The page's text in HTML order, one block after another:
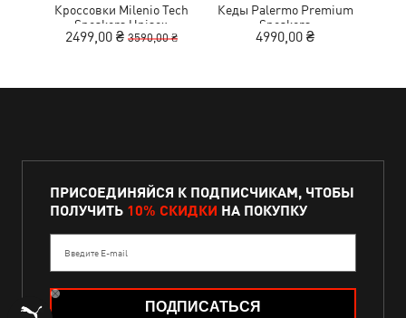
Кроссовки Milenio Tech
Sneakers Unisex
2499,00 ₴ 3590,00 ₴
Кеды Palermo Premium
Sneakers
4990,00 ₴
ПРИСОЕДИНЯЙСЯ К ПОДПИСЧИКАМ, ЧТОБЫ
ПОЛУЧИТЬ 10% СКИДКИ НА ПОКУПКУ
Введите E-mail
ПОДПИСАТЬСЯ